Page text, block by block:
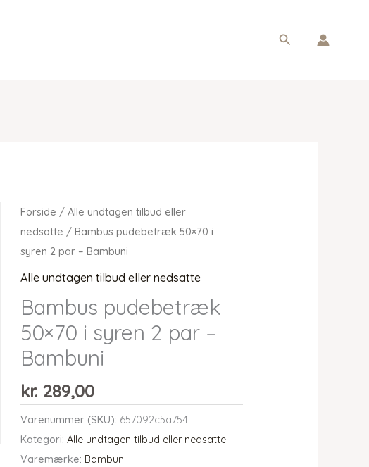
Søg
Forside /Alle undtagen tilbud eller
nedsatte / Bambus pudebetræk 50×70 i
syren 2 par – Bambuni
Alle undtagen tilbud eller nedsatte
Bambus pudebetræk
50×70 i syren 2 par –
Bambuni
kr. 289,00
Varenummer (SKU): 657092c5a754
Kategori:Alle undtagen tilbud eller nedsatte
Varemærke: Bambuni